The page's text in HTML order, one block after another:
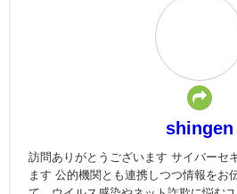
shingen
訪問ありがとうございます サイバーセ
ます 公的機関とも連携しつつ情報をお